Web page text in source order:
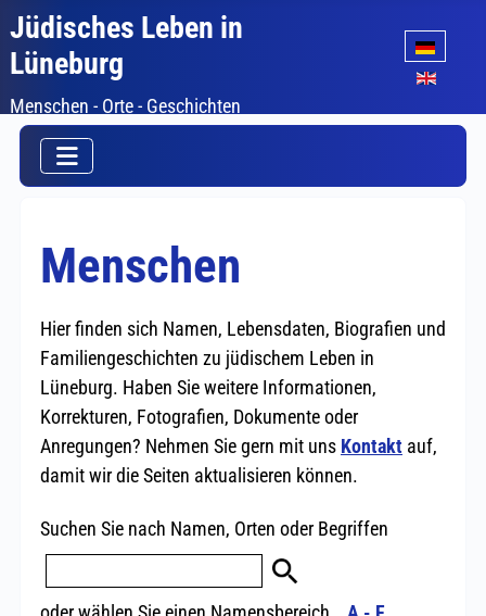
Jüdisches Leben in
Lüneburg
Menschen - Orte - Geschichten
Sprache